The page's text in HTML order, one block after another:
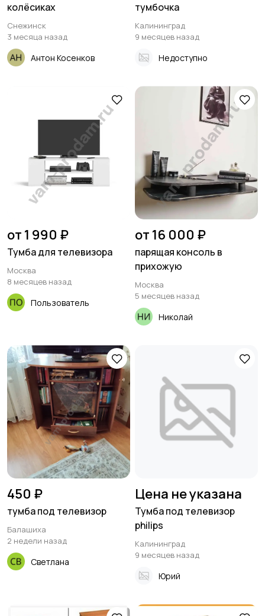
колёсиках
Снежинск
3 месяца назад
Антон Косенков
тумбочка
Калининград
9 месяцев назад
Недоступно
от 1 990 ₽
Тумба для телевизора
Москва
8 месяцев назад
Пользователь
от 16 000 ₽
парящая консоль в
прихожую
Москва
5 месяцев назад
Николай
450 ₽
тумба под телевизор
Балашиха
2 недели назад
Светлана
Цена не указана
Тумба под телевизор
philips
Калининград
9 месяцев назад
Юрий